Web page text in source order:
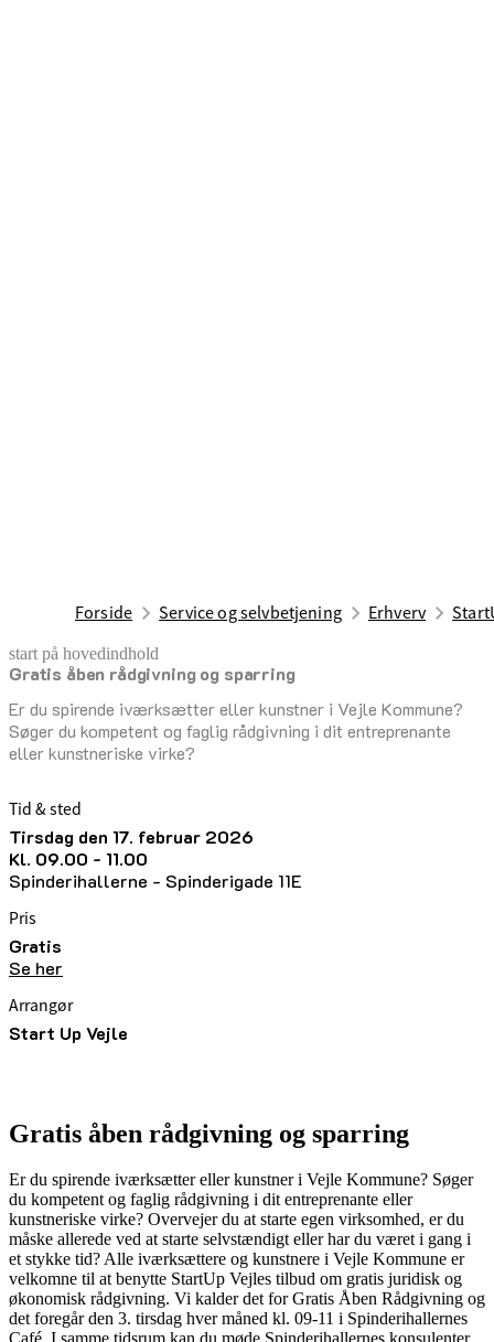
Forside Service og selvbetjening Erhverv
start på hovedindhold
Gratis åben rådgivning og sparring
Er du spirende iværksætter eller kunstner i Vejle Kommune?
Søger du kompetent og faglig rådgivning i dit entreprenante
eller kunstneriske virke?
senest opdateret 1. maj 2026
Tid & sted
tirsdag den 17. februar 2026
kl. 09.00 - 11.00
Spinderihallerne - Spinderigade 11E
Pris
Gratis
Se her
Arrangør
Start Up Vejle
Gratis åben rådgivning og sparring
Er du spirende iværksætter eller kunstner i Vejle Kommune? Søger
du kompetent og faglig rådgivning i dit entreprenante eller
kunstneriske virke? Overvejer du at starte egen virksomhed, er du
måske allerede ved at starte selvstændigt eller har du været i gang i
et stykke tid? Alle iværksættere og kunstnere i Vejle Kommune er
velkomne til at benytte StartUp Vejles tilbud om gratis juridisk og
økonomisk rådgivning. Vi kalder det for Gratis Åben Rådgivning og
det foregår den 3. tirsdag hver måned kl. 09-11 i Spinderihallernes